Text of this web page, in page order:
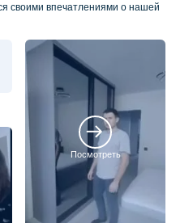
своими впечатлениями о нашей
Посмотреть